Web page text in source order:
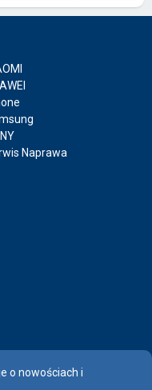
Naprawa
o nowościach i